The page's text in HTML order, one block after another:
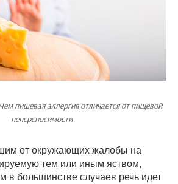
Чем пищевая аллергия отличается от пищевой
непереносимости
от окружающих жалобы на
тем или иным яством,
в большинстве случаев речь идет